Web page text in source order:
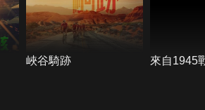
峽谷騎跡 來自1945